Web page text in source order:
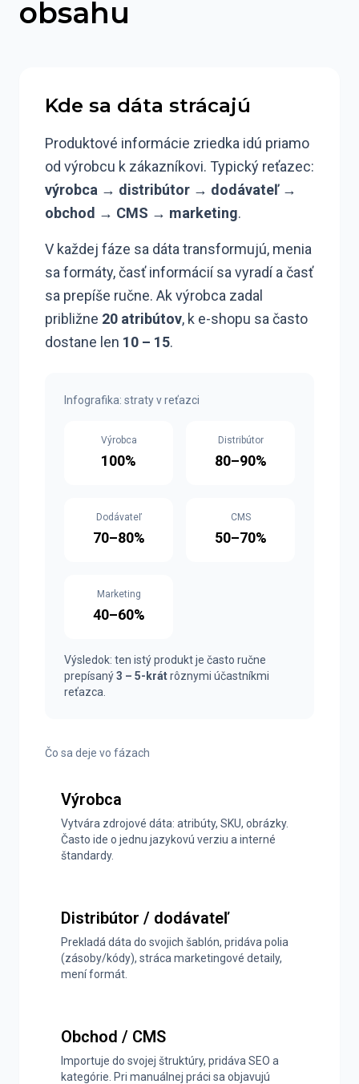
obsahu
Kde sa dáta strácajú
Produktové informácie zriedka idú priamo
od výrobcu k zákazníkovi. Typický reťazec:
výrobca → distribútor → dodávateľ →
obchod → CMS → marketing.
V každej fáze sa dáta transformujú, menia
sa formáty, časť informácií sa vyradí a časť
sa prepíše ručne. Ak výrobca zadal
približne 20 atribútov, k e-shopu sa často
dostane len 10 – 15.
Infografika: straty v reťazci
Výrobca
100%
Distribútor
80–90%
Dodávateľ
70–80%
CMS
50–70%
Marketing
40–60%
Výsledok: ten istý produkt je často ručne
prepísaný3 – 5-krátrôznymi účastníkmi
reťazca.
Čo sa deje vo fázach
Výrobca
Vytvára zdrojové dáta: atribúty, SKU, obrázky.
Často ide o jednu jazykovú verziu a interné
štandardy.
Distribútor / dodávateľ
Prekladá dáta do svojich šablón, pridáva polia
(zásoby/kódy), stráca marketingové detaily,
mení formát.
Obchod / CMS
Importuje do svojej štruktúry, pridáva SEO a
kategórie. Pri manuálnej práci sa objavujú